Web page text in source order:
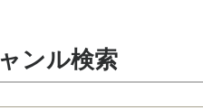
ンル検索